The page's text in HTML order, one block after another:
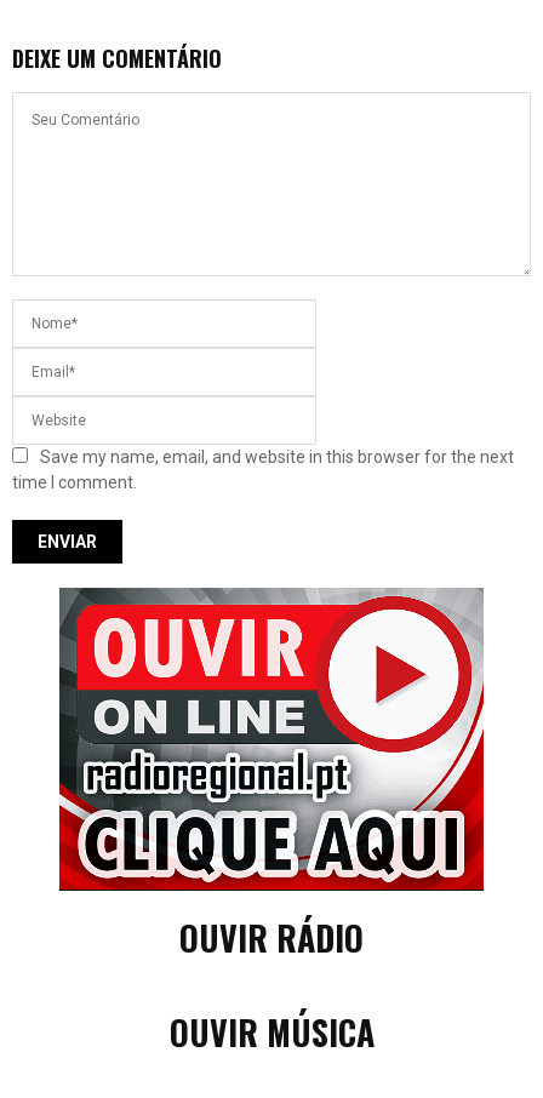
DEIXE UM COMENTÁRIO
Save my name, email, and website in this browser for the next
time I comment.
OUVIR RÁDIO
OUVIR MÚSICA